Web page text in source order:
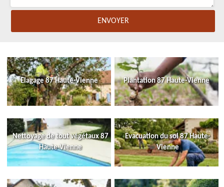
Elagage 87 Haute-Vienne Plantation 87 Haute-Vienne
Nettoyage de tout végétaux 87
Haute-Vienne
Evacuation du sol 87 Haute-
Vienne